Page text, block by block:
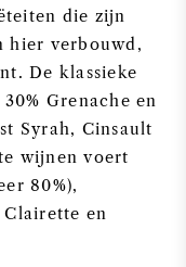
die zijn
hier verbouwd,
De klassieke
Grenache en
Syrah, Cinsault
wijnen voert
80%),
Clairette en